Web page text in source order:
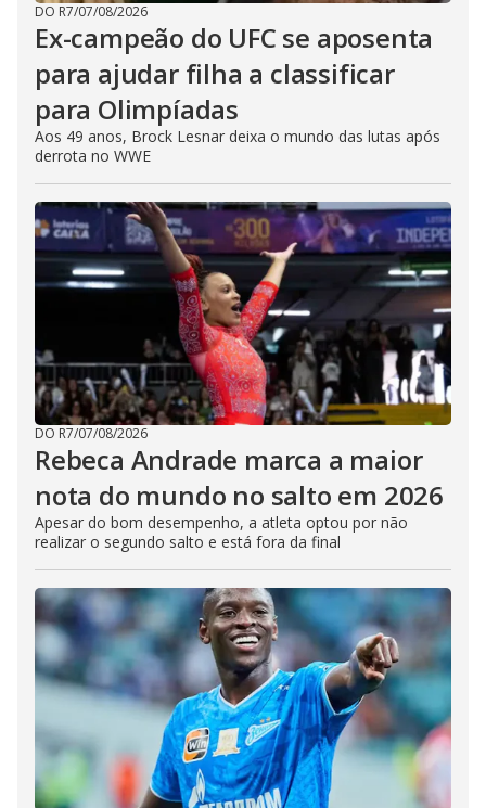
DO R7/07/08/2026
Ex-campeão do UFC se aposenta
para ajudar filha a classificar
para Olimpíadas
Aos 49 anos, Brock Lesnar deixa o mundo das lutas após
derrota no WWE
DO R7/07/08/2026
Rebeca Andrade marca a maior
nota do mundo no salto em 2026
Apesar do bom desempenho, a atleta optou por não
realizar o segundo salto e está fora da final